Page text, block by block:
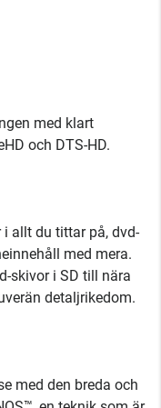
med klart
och DTS-HD.
allt du tittar på, dvd-
med mera.
skivor i SD till nära
detaljrikedom.
med den breda och